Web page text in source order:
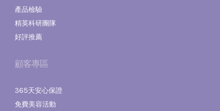
產品檢驗
精英科研團隊
好評推薦
顧客專區
365天安心保證
免費美容活動